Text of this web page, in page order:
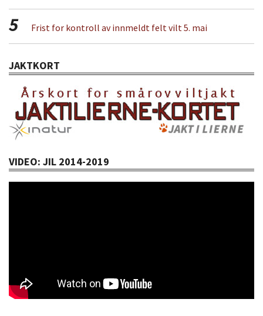
5 Frist for kontroll av innmeldt felt vilt 5. mai
JAKTKORT
VIDEO: JIL 2014-2019